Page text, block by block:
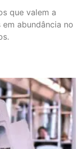
que valem a
abundância no